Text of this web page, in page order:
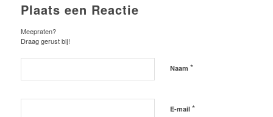
Plaats een Reactie
Meepraten?
Draag gerust bij!
Naam *
E-mail *